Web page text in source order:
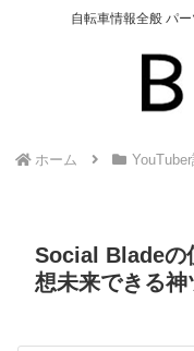
自転車情報全般 パ
ホーム
Social Bladeの
想未来できる神